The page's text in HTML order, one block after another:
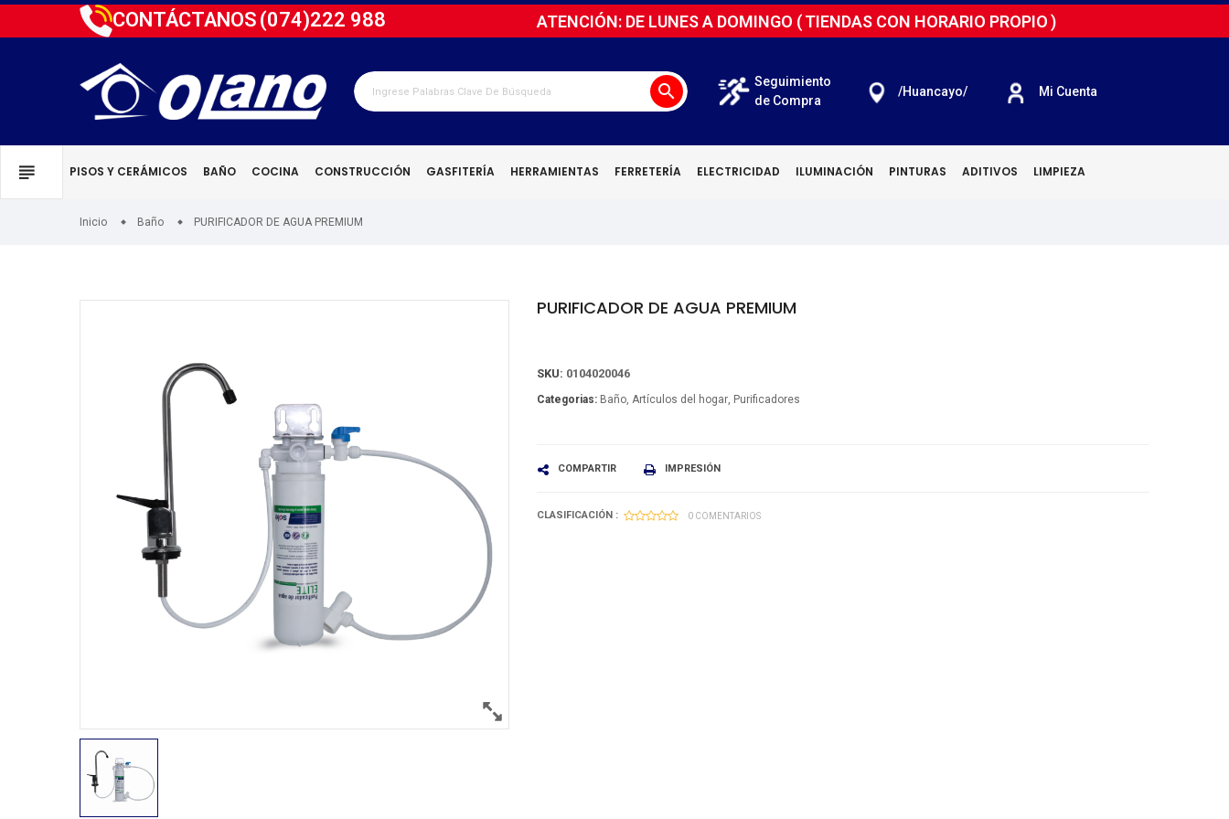
CONTÁCTANOS (074)222 988 ATENCIÓN: DE LUNES A DOMINGO (TIENDAS CON HORARIO PROPIO)
search
Seguimiento
de Compra
/huancayo/ Mi Cuenta
PISOS Y CERÁMICOS BAÑO COCINA CONSTRUCCIÓN GASFITERÍA HERRAMIENTAS FERRETERÍA ELECTRICIDAD ILUMINACIÓN PINTURAS ADITIVOS LIMPIEZA
Inicio Baño PURIFICADOR DE AGUA PREMIUM
PURIFICADOR DE AGUA PREMIUM
SKU: 0104020046
Categorias: Baño Artículos del hogar Purificadores
COMPARTIR IMPRESIÓN
CLASIFICACIÓN : 0 COMENTARIOS